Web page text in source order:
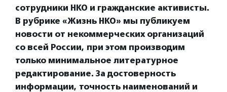
сотрудники НКО и гражданские активисты.
В рубрике «Жизнь НКО» мы публикуем
новости от некоммерческих организаций
со всей России, при этом производим
только минимальное литературное
редактирование. За достоверность
информации, точность наименований и